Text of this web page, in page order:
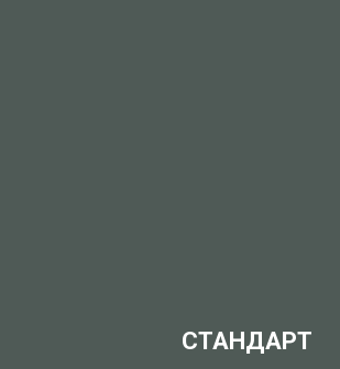
СТАНДАРТ